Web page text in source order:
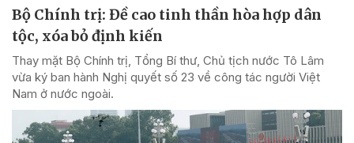
Bộ Chính trị: Đề cao tinh thần hòa hợp dân
tộc, xóa bỏ định kiến
Thay mặt Bộ Chính trị, Tổng Bí thư, Chủ tịch nước Tô Lâm
vừa ký ban hành Nghị quyết số 23 về công tác người Việt
Nam ở nước ngoài.